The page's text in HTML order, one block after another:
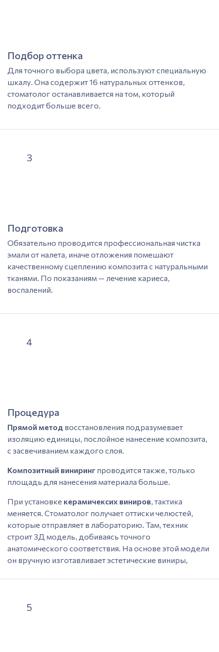
Подбор оттенка
Для точного выбора цвета, используют специальную
шкалу. Она содержит 16 натуральных оттенков,
стоматолог останавливается на том, который
подходит больше всего.
3
Подготовка
Обязательно проводится профессиональная чистка
эмали от налета, иначе отложения помешают
качественному сцеплению композита с натуральными
тканями. По показаниям — лечение кариеса,
воспалений.
4
Процедура
Прямой метод восстановления подразумевает
изоляцию единицы, послойное нанесение композита,
с засвечиванием каждого слоя.
Композитный виниринг проводится также, только
площадь для нанесения материала больше.
При установке керамичексих виниров, тактика
меняется. Стоматолог получает оттиски челюстей,
которые отправляет в лабораторию. Там, техник
строит 3Д модель, добиваясь точного
анатомического соответствия. На основе этой модели
он вручную изготавливает эстетические виниры,
особенности поверхности натуральной эмали. При
5